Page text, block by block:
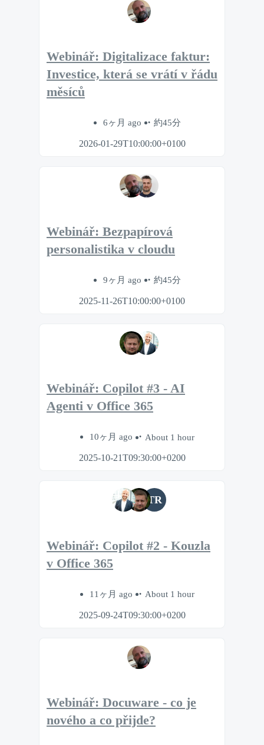
Webinář: Digitalizace faktur:
Investice, která se vrátí v řádu
měsíců
6ヶ月 ago 約45分
2026-01-29T10:00:00+0100
Webinář: Bezpapírová
personalistika v cloudu
9ヶ月 ago 約45分
2025-11-26T10:00:00+0100
Webinář: Copilot #3 - AI
Agenti v Office 365
10ヶ月 ago About 1 hour
2025-10-21T09:30:00+0200
TR
Webinář: Copilot #2 - Kouzla
v Office 365
11ヶ月 ago About 1 hour
2025-09-24T09:30:00+0200
Webinář: Docuware - co je
nového a co přijde?